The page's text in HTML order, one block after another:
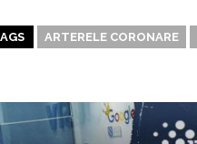
ARTERELE CORONARE